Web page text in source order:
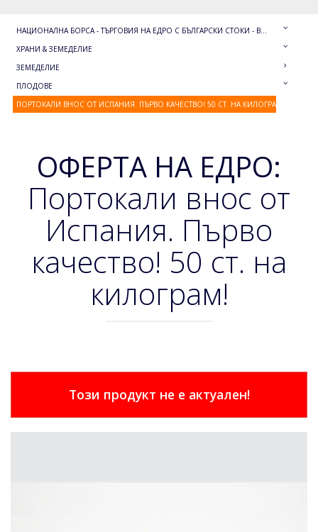
НАЦИОНАЛНА БОРСА - ТЪРГОВИЯ НА ЕДРО С БЪЛГАРСКИ СТОКИ - BULGARIAN WHOLESALE
ХРАНИ & ЗЕМЕДЕЛИЕ
ЗЕМЕДЕЛИЕ
ПЛОДОВЕ
ПОРТОКАЛИ ВНОС ОТ ИСПАНИЯ. ПЪРВО КАЧЕСТВО! 50 СТ. НА КИЛОГРАМ!
ОФЕРТА НА ЕДРО:
Портокали внос от
Испания. Първо
качество! 50 ст. на
килограм!
Този продукт не е актуален!